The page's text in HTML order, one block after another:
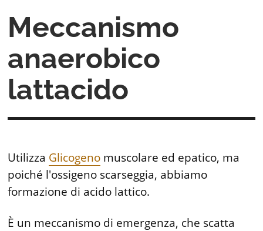
Meccanismo
anaerobico
lattacido
Utilizza Glicogeno muscolare ed epatico, ma
poiché l'ossigeno scarseggia, abbiamo
formazione di acido lattico.
È un meccanismo di emergenza, che scatta